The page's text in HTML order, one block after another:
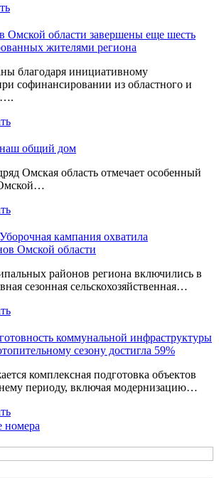
Омской области завершены еще шесть
жителями региона
благодаря инициативному
софинансировании из областного и
общий дом
Омская область отмечает особенный
кампания охватила
Омской области
районов региона включились в
сезонная сельскохозяйственная…
коммунальной инфраструктуры
сезону достигла 59%
комплексная подготовка объектов
периоду, включая модернизацию…
номера